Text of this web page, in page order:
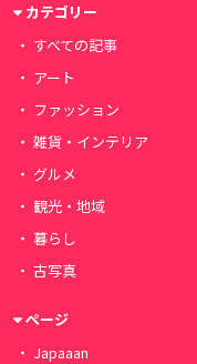
カテゴリー
すべての記事
アート
ファッション
雑貨・インテリア
グルメ
観光・地域
暮らし
古写真
ページ
Japaaan